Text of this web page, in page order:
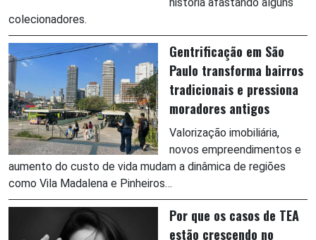
colecionadores.
Gentrificação em São
Paulo transforma bairros
tradicionais e pressiona
moradores antigos
Valorização imobiliária,
novos empreendimentos e
aumento do custo de vida mudam a dinâmica de regiões
como Vila Madalena e Pinheiros…
Por que os casos de TEA
estão crescendo no